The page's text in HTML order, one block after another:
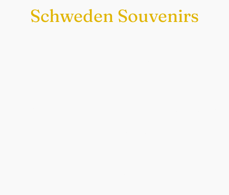
Schweden Souvenirs